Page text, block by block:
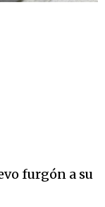
furgón a su